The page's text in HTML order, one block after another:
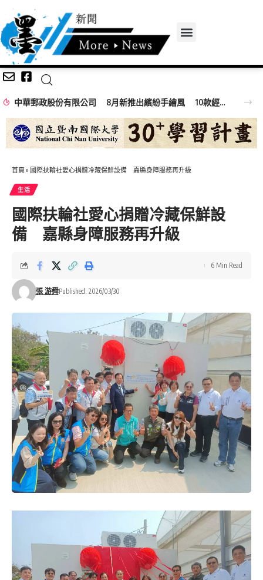
中華郵政股份有限公司 8月新推出繽紛手繪風 10款經典夜市小吃郵票
首頁 » 國際扶輪社愛心捐贈冷藏保鮮設備 嘉縣身障服務再升級
生活
國際扶輪社愛心捐贈冷藏保鮮設
備 嘉縣身障服務再升級
張 游舜Published: 2026/03/30
6 Min Read